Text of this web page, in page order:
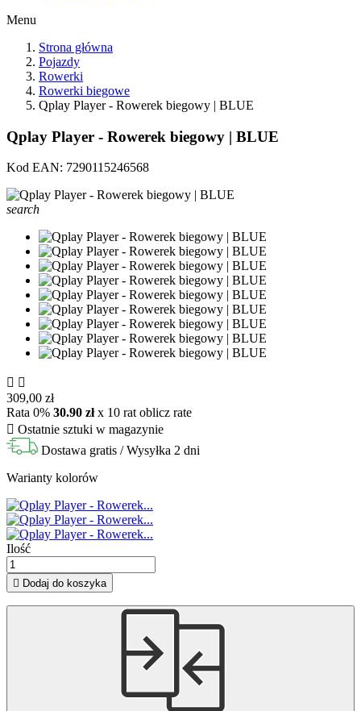
Menu
Strona główna
Pojazdy
Rowerki
Rowerki biegowe
Qplay Player - Rowerek biegowy | BLUE
Qplay Player - Rowerek biegowy | BLUE
Kod EAN: 7290115246568
search
 
309,00 zł
Rata 0% 30.90 złx 10 rat oblicz rate
 Ostatnie sztuki w magazynie
Dostawa gratis / Wysyłka 2 dni
Warianty kolorów
Ilość
 Dodaj do koszyka